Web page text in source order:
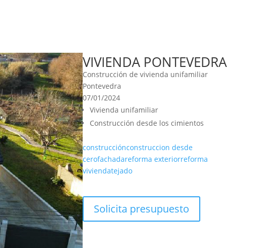
VIVIENDA PONTEVEDRA
Construcción de vivienda unifamiliar
Pontevedra
07/01/2024
Vivienda unifamiliar
Construcción desde los cimientos
construcciónconstruccion desde
cerofachadareforma exteriorreforma
viviendatejado
Solicita presupuesto